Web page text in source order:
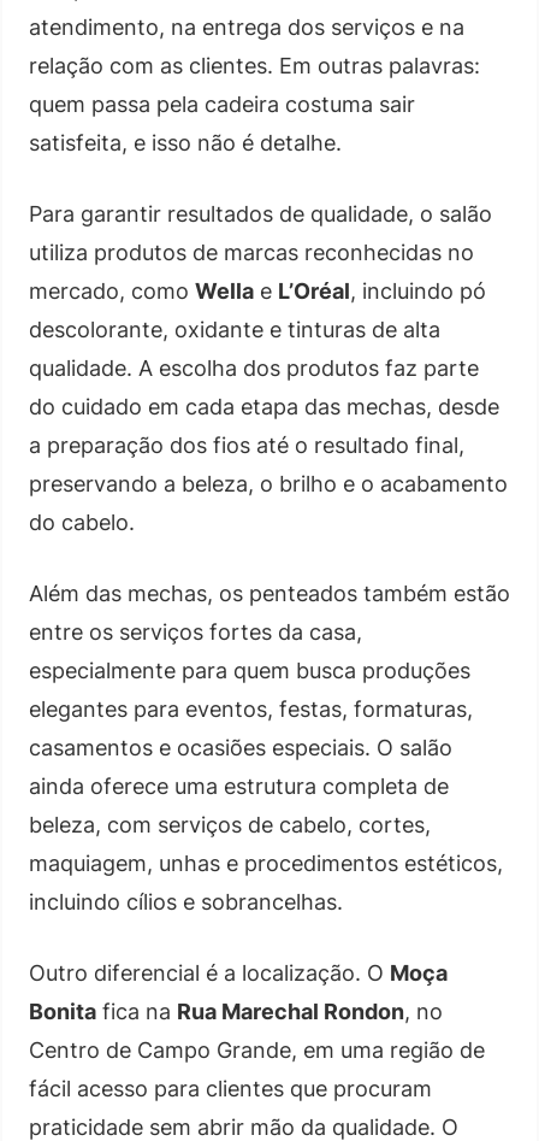
atendimento, na entrega dos serviços e na
relação com as clientes. Em outras palavras:
quem passa pela cadeira costuma sair
satisfeita, e isso não é detalhe.
Para garantir resultados de qualidade, o salão
utiliza produtos de marcas reconhecidas no
mercado, como Wella e L’Oréal, incluindo pó
descolorante, oxidante e tinturas de alta
qualidade. A escolha dos produtos faz parte
do cuidado em cada etapa das mechas, desde
a preparação dos fios até o resultado final,
preservando a beleza, o brilho e o acabamento
do cabelo.
Além das mechas, os penteados também estão
entre os serviços fortes da casa,
especialmente para quem busca produções
elegantes para eventos, festas, formaturas,
casamentos e ocasiões especiais. O salão
ainda oferece uma estrutura completa de
beleza, com serviços de cabelo, cortes,
maquiagem, unhas e procedimentos estéticos,
incluindo cílios e sobrancelhas.
Outro diferencial é a localização. O Moça
Bonita fica na Rua Marechal Rondon, no
Centro de Campo Grande, em uma região de
fácil acesso para clientes que procuram
praticidade sem abrir mão da qualidade. O